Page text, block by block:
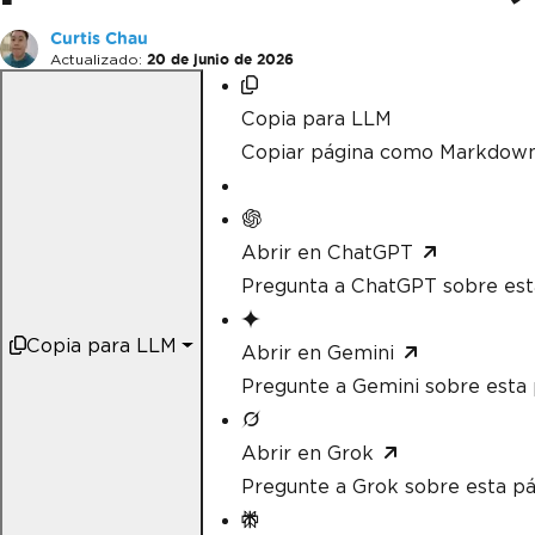
Curtis Chau
Actualizado: 20 de junio de 2026
Copia para LLM
Copia para LLM
Copiar página como
Abrir en ChatGPT
Pregunta a ChatGPT sobre
Abrir en Gemini
Pregunte a Gemini sobre esta
Abrir en Grok
Pregunte a Grok sobre esta